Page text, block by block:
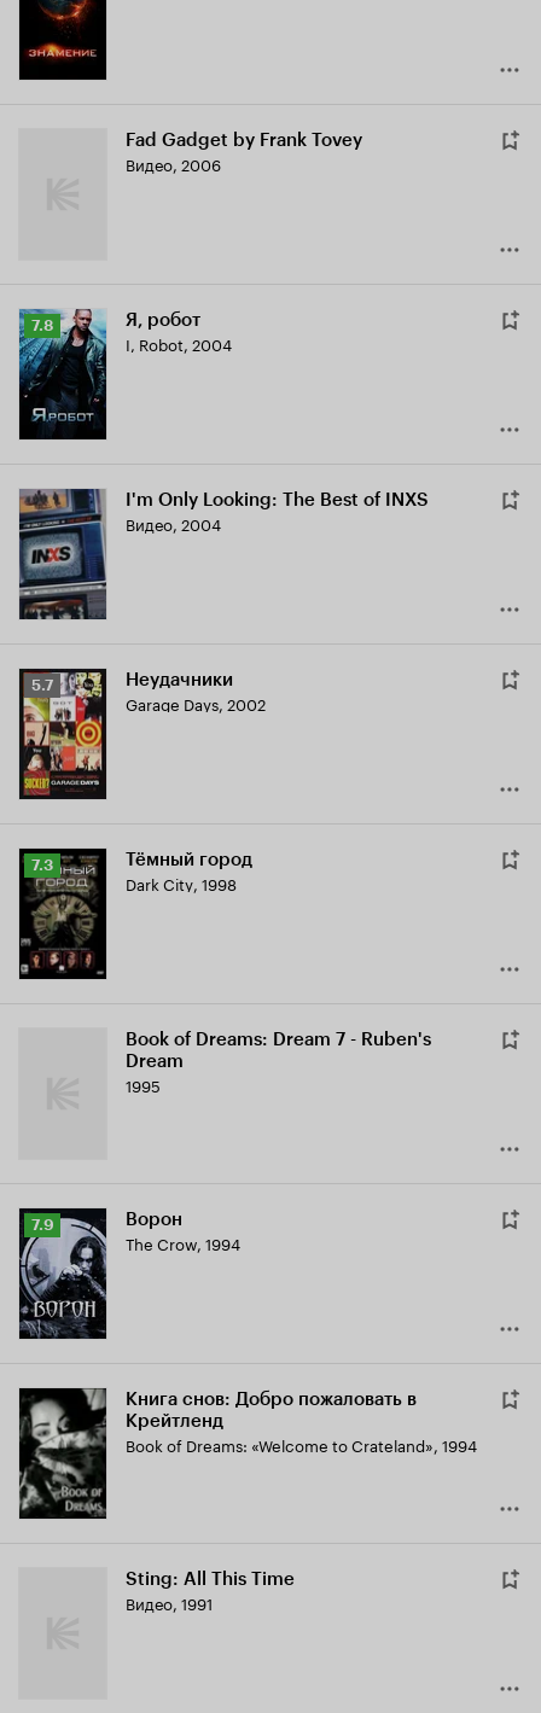
6.9
Fad Gadget by Frank Tovey
Видео, 2006
Рейтинг
Кинопоиска
7.8
7.8 Я, робот
I, Robot, 2004
I'm Only Looking: The Best of INXS
Видео, 2004
Рейтинг
Кинопоиска
5.7
5.7 Неудачники
Garage Days, 2002
Рейтинг
Кинопоиска
7.3
7.3 Тёмный город
Dark City, 1998
Book of Dreams: Dream 7 - Ruben's
Dream
1995
Рейтинг
Кинопоиска
7.9
7.9 Ворон
The Crow, 1994
Книга снов: Добро пожаловать в
Крейтленд
Book of Dreams: «Welcome to Crateland», 1994
Sting: All This Time
Видео, 1991